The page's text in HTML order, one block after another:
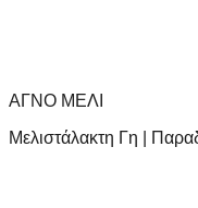
ΑΓΝΟ ΜΕΛΙ
Μελιστάλακτη Γη |